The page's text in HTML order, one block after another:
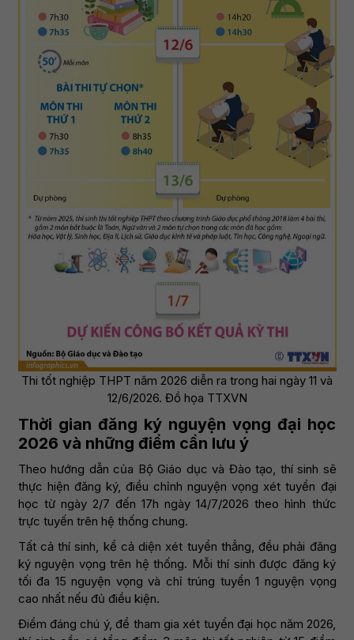
Thi tốt nghiệp THPT năm 2026 diễn ra trong hai ngày 11 và
12/6/2026. Đồ họa TTXVN
Thời gian đăng ký nguyện vọng đại học
2026 và những điểm cần lưu ý
Theo hướng dẫn của Bộ Giáo dục và Đào tạo, thí sinh sẽ
thực hiện đăng ký, điều chỉnh nguyện vọng xét tuyển đại
học từ ngày 2/7 đến 17h ngày 14/7/2026 theo hình thức
trực tuyến trên hệ thống chung.
Tất cả thí sinh, kể cả diện xét tuyển thẳng, đều phải đăng
ký nguyện vọng trên hệ thống. Mỗi thí sinh được đăng ký
tối đa 15 nguyện vọng và chỉ trúng tuyển 1 nguyện vọng
cao nhất nếu đủ điều kiện.
Điểm đáng chú ý, để tham gia xét tuyển đại học năm 2026,